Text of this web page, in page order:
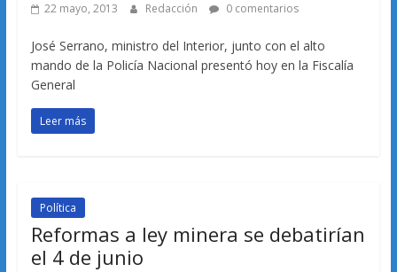
22 mayo, 2013 Redacción 0 comentarios
José Serrano, ministro del Interior, junto con el alto
mando de la Policía Nacional presentó hoy en la Fiscalía
General
Leer más
Política
Reformas a ley minera se debatirían
el 4 de junio